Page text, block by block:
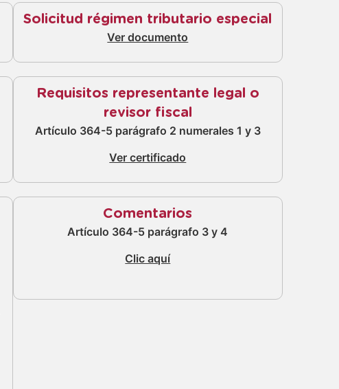
Solicitud régimen tributario especial
Ver documento
Requisitos representante legal o
revisor fiscal
Artículo 364-5 parágrafo 2 numerales 1 y 3
Ver certificado
Comentarios
Artículo 364-5 parágrafo 3 y 4
Clic aquí